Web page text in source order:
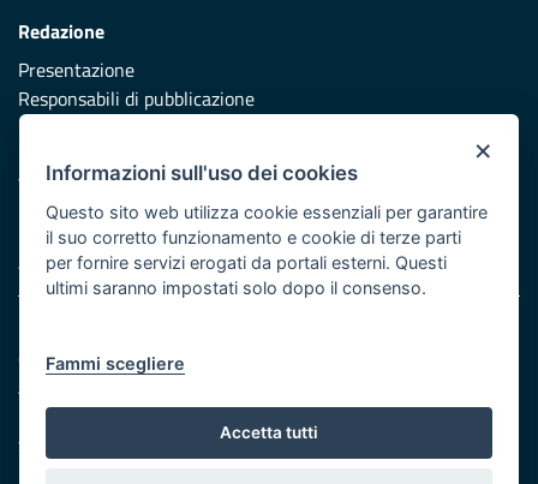
Redazione
Presentazione
Responsabili di pubblicazione
Vai al sito di Protezione Civile Puglia
Iniziativa finanziata con risorse del POR Puglia 2014/2020 -
Asse XI
Cookie e privacy
Atti di notifica
Feed RSS
Servizi Intranet
×
Informazioni sull'uso dei cookies
Questo sito web utilizza cookie essenziali per garantire
il suo corretto funzionamento e cookie di terze parti
per fornire servizi erogati da portali esterni. Questi
ultimi saranno impostati solo dopo il consenso.
Fammi scegliere
Accetta tutti